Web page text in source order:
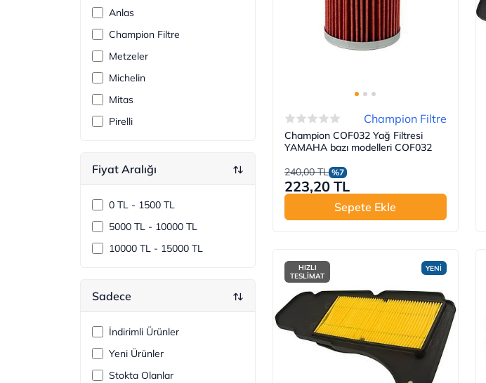
Anlas
Champion Filtre
Metzeler
Michelin
Mitas
Pirelli
Fiyat Aralığı
0 TL - 1500 TL
5000 TL - 10000 TL
10000 TL - 15000 TL
Sadece
İndirimli Ürünler
Yeni Ürünler
Stokta Olanlar
Champion Filtre
Champion COF032 Yağ Filtresi
YAMAHA bazı modelleri COF032
240,00 TL %7
223,20 TL
Sepete Ekle
YENİ
HIZLI
TESLİMAT